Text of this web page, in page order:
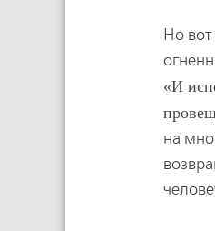
Но
И
на